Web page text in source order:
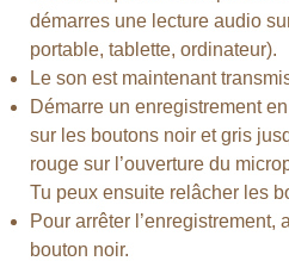
démarres une lecture audio
portable, tablette, ordinateur).
Le son est maintenant
Démarre un enregistrement
sur les boutons noir et gris
rouge sur l’ouverture du
Tu peux ensuite relâcher les
Pour arrêter l’enregistrement,
bouton noir.